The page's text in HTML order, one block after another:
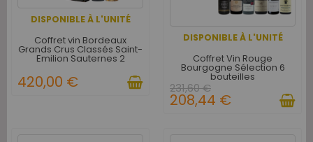
DISPONIBLE À L'UNITÉ
Coffret vin Bordeaux
Grands Crus Classés Saint-
Emilion Sauternes 2
420,00 €
DISPONIBLE À L'UNITÉ
Coffret Vin Rouge
Bourgogne Sélection 6
bouteilles
231,60 €
208,44 €